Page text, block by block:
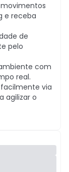
e receba
de
pelo
com
real.
via
agilizar o